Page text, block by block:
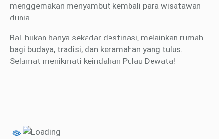
menggemakan menyambut kembali para wisatawan
dunia.
Bali bukan hanya sekadar destinasi, melainkan rumah
bagi budaya, tradisi, dan keramahan yang tulus.
Selamat menikmati keindahan Pulau Dewata!